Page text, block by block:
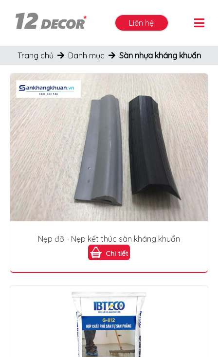
Liên hệ
Trang chủ Danh mục Sàn nhựa kháng khuẩn
Nẹp đỡ - Nẹp kết thúc sàn kháng khuẩn
Chi tiết